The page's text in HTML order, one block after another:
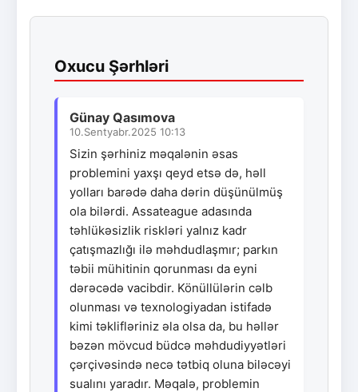
Oxucu Şərhləri
Günay Qasımova
10.Sentyabr.2025 10:13
Sizin şərhiniz məqalənin əsas
problemini yaxşı qeyd etsə də, həll
yolları barədə daha dərin düşünülmüş
ola bilərdi. Assateague adasında
təhlükəsizlik riskləri yalnız kadr
çatışmazlığı ilə məhdudlaşmır; parkın
təbii mühitinin qorunması da eyni
dərəcədə vacibdir. Könüllülərin cəlb
olunması və texnologiyadan istifadə
kimi təklifləriniz əla olsa da, bu həllər
bəzən mövcud büdcə məhdudiyyətləri
çərçivəsində necə tətbiq oluna biləcəyi
sualını yaradır. Məqalə, problemin